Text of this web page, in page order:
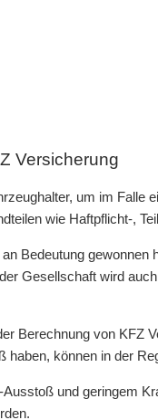
Versicherung
um im Falle
wie Haftpflicht-,
Bedeutung
Gesellschaft wird
Berechnung von KFZ
können in der
und geringem